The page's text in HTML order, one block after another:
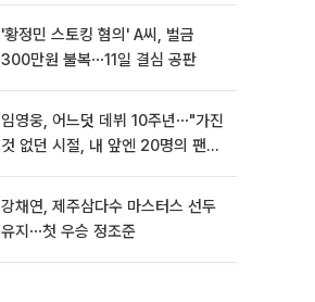
'황정민 스토킹 혐의' A씨, 벌금
300만원 불복⋯11일 결심 공판
임영웅, 어느덧 데뷔 10주년⋯"가진
것 없던 시절, 내 앞엔 20명의 팬
강채연, 제주삼다수 마스터스 선두
유지⋯첫 우승 정조준